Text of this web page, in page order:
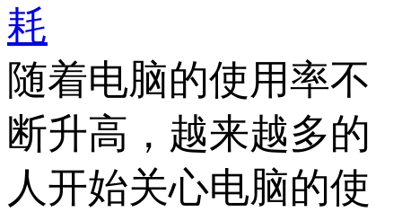
耗
随着电脑的使用率不
断升高，越来越多的
人开始关心电脑的使